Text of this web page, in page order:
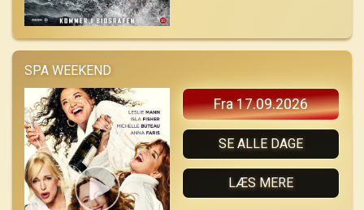
SPA WEEKEND
Fra 17.09.2026
SE ALLE DAGE
LÆS MERE